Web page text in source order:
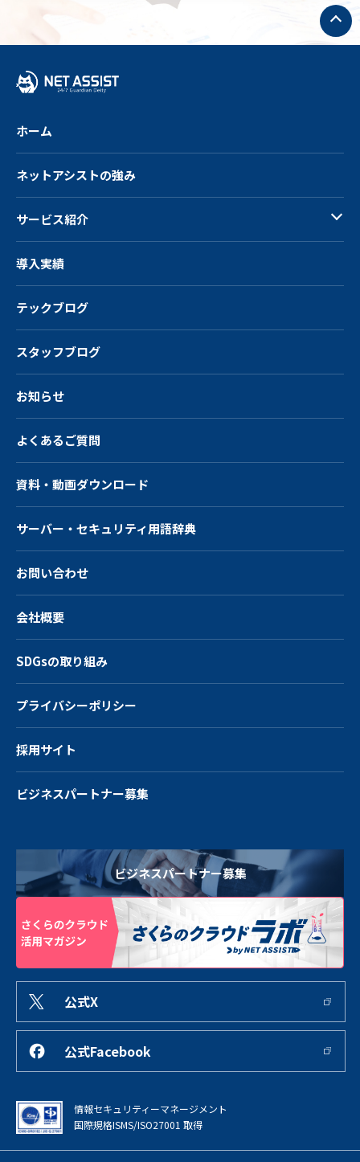
ト
ッ
プ
へ
ホーム
ネットアシストの強み
サービス紹介
導入実績
テックブログ
スタッフブログ
お知らせ
よくあるご質問
資料・動画ダウンロード
サーバー・ セキュリティ用語辞典
お問い合わせ
会社概要
SDGsの取り組み
プライバシーポリシー
採用サイト
ビジネスパートナー募集
ビジネスパートナー募集
公式X
公式Facebook
情報セキュリティーマネージメント
国際規格ISMS/ISO27001 取得